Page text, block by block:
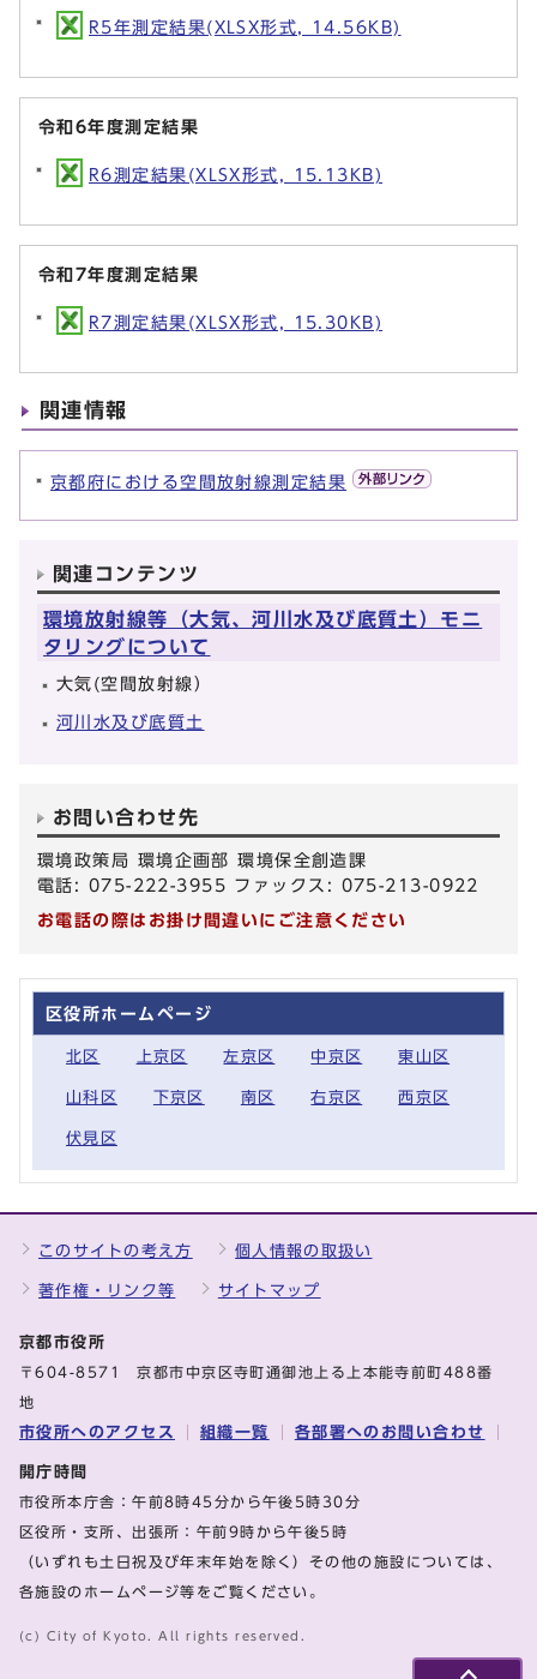
R5年測定結果(XLSX形式, 14.56KB)
令和6年度測定結果
R6測定結果(XLSX形式, 15.13KB)
令和7年度測定結果
R7測定結果(XLSX形式, 15.30KB)
関連情報
京都府における空間放射線測定結果
関連コンテンツ
環境放射線等（大気、河川水及び底質土）モニ
タリングについて
大気(空間放射線）
河川水及び底質土
お問い合わせ先
環境政策局 環境企画部 環境保全創造課
電話: 075-222-3955 ファックス: 075-213-0922
お電話の際はお掛け間違いにご注意ください
区役所ホームページ
北区 上京区 左京区 中京区 東山区
山科区 下京区 南区 右京区 西京区
伏見区
このサイトの考え方 個人情報の取扱い
著作権・リンク等 サイトマップ
京都市役所
〒604-8571 京都市中京区寺町通御池上る上本能寺前町488番
地
市役所へのアクセス 組織一覧 各部署へのお問い合わせ
開庁時間
市役所本庁舎：午前8時45分から午後5時30分
区役所・支所、出張所：午前9時から午後5時
（いずれも土日祝及び年末年始を除く）その他の施設については、
各施設のホームページ等をご覧ください。
(c) City of Kyoto. All rights reserved.